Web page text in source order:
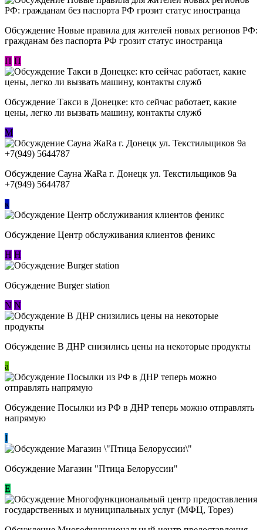
Обсуждение Новые правила для жителей новых регионов РФ:
гражданам без паспорта РФ грозит статус иностранца
П П
Обсуждение ​Такси в Донецке: кто сейчас работает, какие
цены, легко ли вызвать машину, контакты служб
М
Обсуждение Сауна ЖаRa г. Донецк ул. Текстильщиков 9а
+7(949) 5644787
к
Обсуждение Центр обслуживания клиентов феникс
Н Н
Обсуждение Burger station
N N
Обсуждение В ДНР снизились цены на некоторые продукты
a
Обсуждение Посылки из РФ в ДНР теперь можно отправлять
напрямую
I
Обсуждение Магазин "Птица Белоруссии"
Е